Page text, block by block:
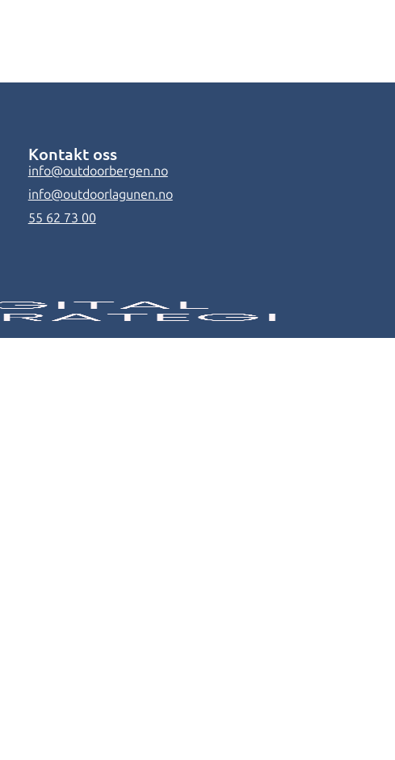
Kontakt oss
info@outdoorbergen.no
info@outdoorlagunen.no
55 62 73 00